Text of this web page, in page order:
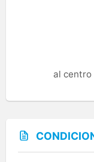
al centro